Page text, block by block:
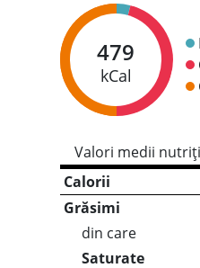
479
kCal
Valori medii
Calorii
Grăsimi
din care
Saturate